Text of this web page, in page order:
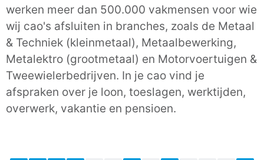
werken meer dan 500.000 vakmensen voor wie
wij cao's afsluiten in branches, zoals de Metaal
& Techniek (kleinmetaal), Metaalbewerking,
Metalektro (grootmetaal) en Motorvoertuigen &
Tweewielerbedrijven. In je cao vind je
afspraken over je loon, toeslagen, werktijden,
overwerk, vakantie en pensioen.